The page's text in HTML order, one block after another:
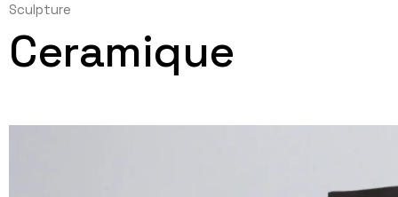
Sculpture
Ceramique